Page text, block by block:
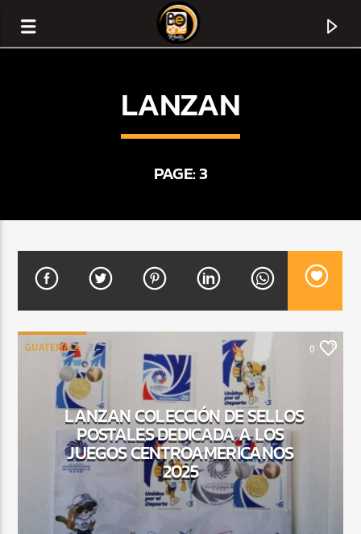
TITLE
ARTIST
CURRENT SHOW
FIESTA DJ MIX
9:00 PM 12:00 AM
LANZAN
PAGE: 3
GUATEMALA 0
LANZAN COLECCIÓN DE SELLOS
POSTALES DEDICADA A LOS
JUEGOS CENTROAMERICANOS
2025